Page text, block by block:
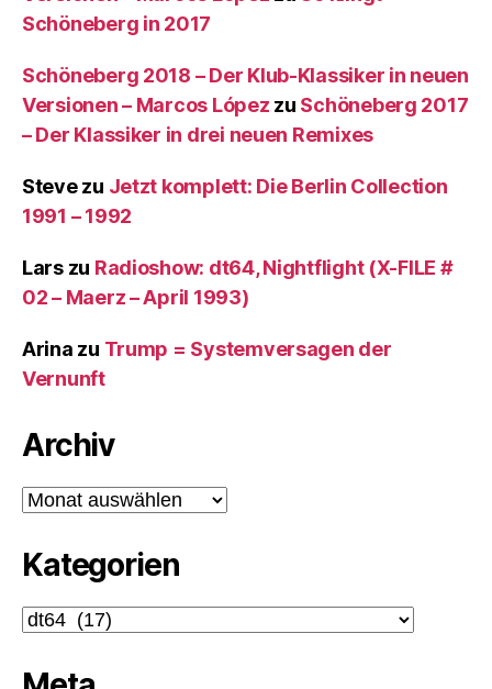
Schöneberg in 2017
Schöneberg 2018 – Der Klub-Klassiker in neuen
Versionen – Marcos López zu Schöneberg 2017
– Der Klassiker in drei neuen Remixes
Stevezu Jetzt komplett: Die Berlin Collection
1991 – 1992
Larszu Radioshow: dt64, Nightflight (X-FILE #
02 – Maerz – April 1993)
Arina zu Trump = Systemversagen der
Vernunft
Archiv
Archiv
Kategorien
Kategorien